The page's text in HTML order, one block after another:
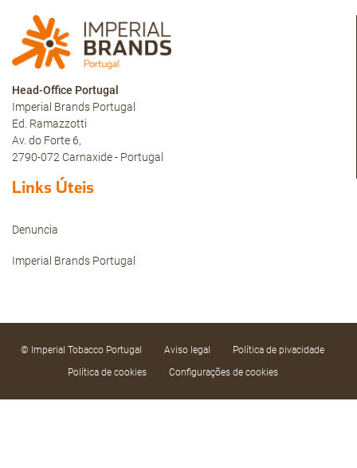
Head-Office Portugal
Imperial Brands Portugal
Ed. Ramazzotti
Av. do Forte 6,
2790-072 Carnaxide - Portugal
Links Úteis
Denuncia
Imperial Brands Portugal
© Imperial Tobacco Portugal Aviso legal
Política de pivacidade
Política de cookies
Configurações de cookies